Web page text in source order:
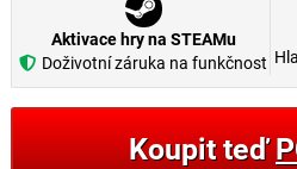
Aktivace hry na STEAMu
Doživotní záruka na funkčnost
Koupit teď